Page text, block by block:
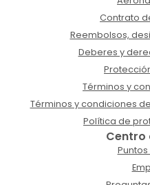
Contrato
Reembolsos,
Deberes y
Términos y
Términos y condiciones
Política de
Centro